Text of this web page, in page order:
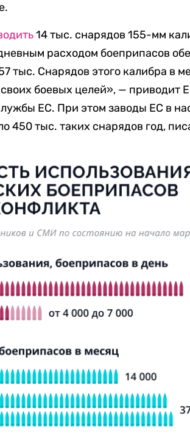
14 тыс. снарядов 155-мм
расходом боеприпасов
тыс. Снарядов этого калибра в
боевых целей», — приводит
ЕС. При этом заводы ЕС в
450 тыс. таких снарядов год,